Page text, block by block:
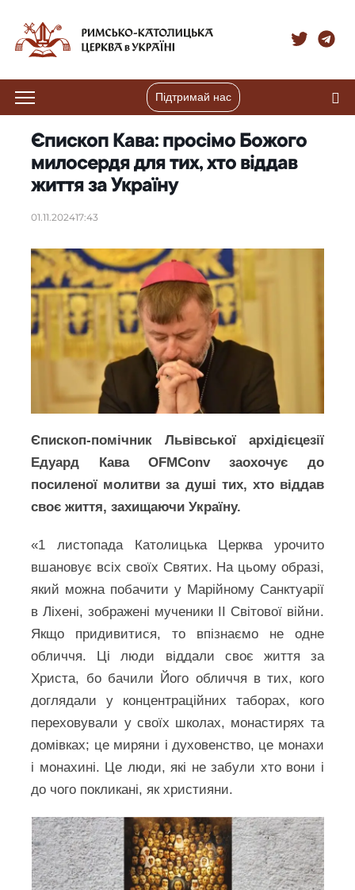
Підтримай нас
Єпископ Кава: просімо Божого
милосердя для тих, хто віддав
життя за Україну
01.11.202417:43
Єпископ-помічник Львівської архідієцезії
Едуард Кава OFMConv заохочує до
посиленої молитви за душі тих, хто віддав
своє життя, захищаючи Україну.
«1 листопада Католицька Церква урочито
вшановує всіх своїх Святих. На цьому образі,
який можна побачити у Марійному Санктуарії
в Ліхені, зображені мученики ІІ Світової війни.
Якщо придивитися, то впізнаємо не одне
обличчя. Ці люди віддали своє життя за
Христа, бо бачили Його обличчя в тих, кого
доглядали у концентраційних таборах, кого
переховували у своїх школах, монастирях та
домівках; це миряни і духовенство, це монахи
і монахині. Це люди, які не забули хто вони і
до чого покликані, як християни.